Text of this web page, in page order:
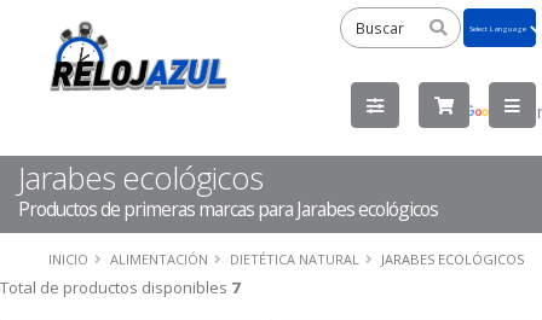
by
Jarabes ecológicos
Productos de primeras marcas para Jarabes ecológicos
INICIO ALIMENTACIÓN DIETÉTICA NATURAL JARABES ECOLÓGICOS
Total de productos disponibles 7